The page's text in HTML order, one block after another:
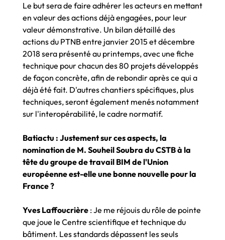
Le but sera de faire adhérer les acteurs en mettant
en valeur des actions déjà engagées, pour leur
valeur démonstrative. Un bilan détaillé des
actions du PTNB entre janvier 2015 et décembre
2018 sera présenté au printemps, avec une fiche
technique pour chacun des 80 projets développés
de façon concrète, afin de rebondir après ce qui a
déjà été fait. D'autres chantiers spécifiques, plus
techniques, seront également menés notamment
sur l'interopérabilité, le cadre normatif.
Batiactu : Justement sur ces aspects, la
nomination de M. Souheil Soubra du CSTB à la
tête du groupe de travail BIM de l'Union
européenne est-elle une bonne nouvelle pour la
France ?
Yves Laffoucrière : Je me réjouis du rôle de pointe
que joue le Centre scientifique et technique du
bâtiment. Les standards dépassent les seuls